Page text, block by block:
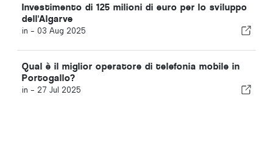
Investimento di 125 milioni di euro per lo sviluppo
dell'Algarve
in - 03 Aug 2025
Qual è il miglior operatore di telefonia mobile in
Portogallo?
in - 27 Jul 2025